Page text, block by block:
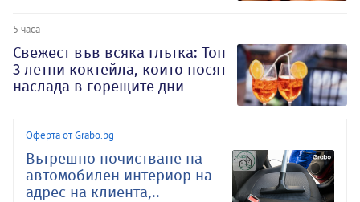
5 часа
Свежест във всяка глътка: Топ
3 летни коктейла, които носят
наслада в горещите дни
Оферта от Grabo.bg
Вътрешно почистване на
автомобилен интериор на
адрес на клиента,..